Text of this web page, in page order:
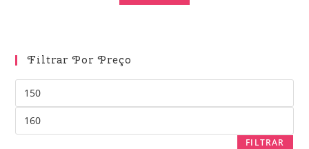
Filtrar Por Preço
FILTRAR